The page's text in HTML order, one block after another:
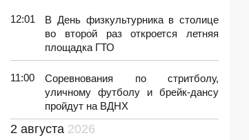
12:01
В День физкультурника в столице
во второй раз откроется летняя
площадка ГТО
11:00
Соревнования по стритболу,
уличному футболу и брейк-дансу
пройдут на ВДНХ
2 августа 2026